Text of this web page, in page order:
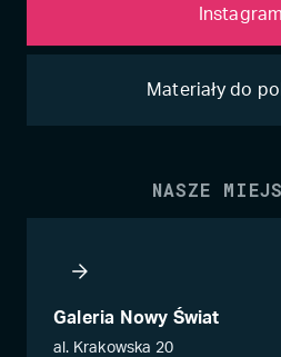
Materiały do
NASZE
Galeria Nowy Świat
al. Krakowska 20